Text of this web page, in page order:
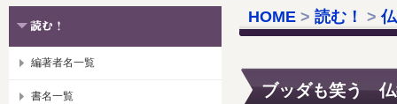
編著者名一覧
書名一覧
HOME > 読む！ >
ブッダも笑う 仏